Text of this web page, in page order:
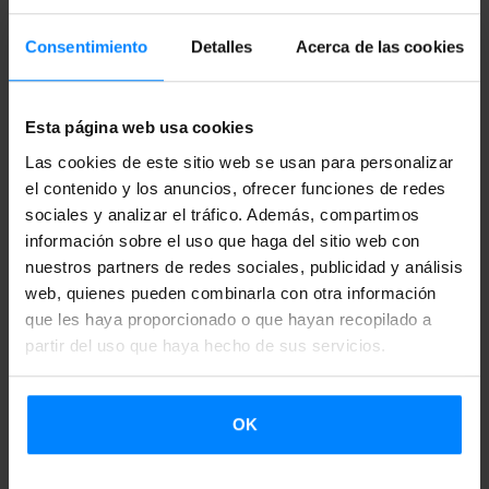
Consentimiento Detalles Acerca de las cookies
Esta página web usa cookies
Las cookies de este sitio web se usan para personalizar
el contenido y los anuncios, ofrecer funciones de redes
sociales y analizar el tráfico. Además, compartimos
información sobre el uso que haga del sitio web con
nuestros partners de redes sociales, publicidad y análisis
web, quienes pueden combinarla con otra información
que les haya proporcionado o que hayan recopilado a
partir del uso que haya hecho de sus servicios.
OK
seránArantzazu Ametzaga(bibliotecaria),Aurora Madaula
Onaindia(UPV-EHU). Presidirán la mesa
Agirreazkuenaga (UOV-EHU) yXabier Irujo(University of
Nevada, Reno).
El 16 de marzo tendrá lugar en laBritish Libraryel seminario
Peninsular Nationalisms Contrasted, coorganizado con la
biblioteca.Montserrat Guibernau(Queen Mary University
of London ), Xabier Irujo (University of Nevada, Reno) y
Miguélez-Carballeirak(Bangor University), realizarán sus
ponencias en torno a los nacionalismos de Catauña, País
Vasco y Galicia, respectivamente. Al término del